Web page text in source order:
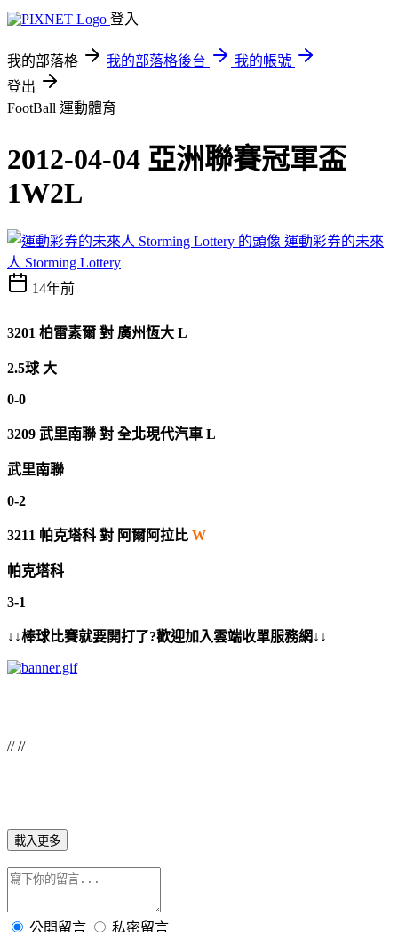
登入
我的部落格 我的部落格後台
我的帳號
登出
FootBall 運動體育
2012-04-04 亞洲聯賽冠軍盃
1W2L
運動彩券的未來
人 Storming Lottery
14年前
3201 柏雷素爾 對 廣州恆大 L
2.5球 大
0-0
3209 武里南聯 對 全北現代汽車 L
武里南聯
0-2
3211 帕克塔科 對 阿爾阿拉比 W
帕克塔科
3-1
↓↓棒球比賽就要開打了?歡迎加入雲端收單服務網↓↓
// //
載入更多
公開留言 私密留言